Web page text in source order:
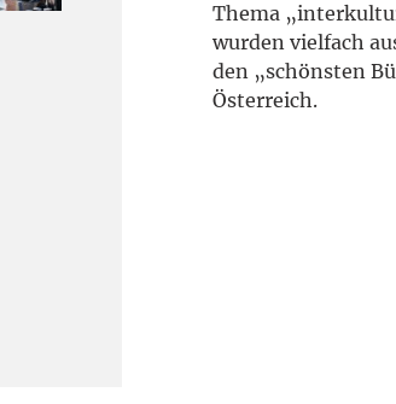
Thema
wurden vielfach
den „schönsten
Österreich.